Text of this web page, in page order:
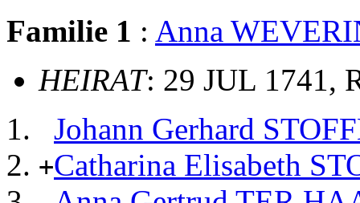
Familie 1 : Anna
HEIRAT: 29 JUL 1741,
Johann Gerhard
+Catharina Elisabeth